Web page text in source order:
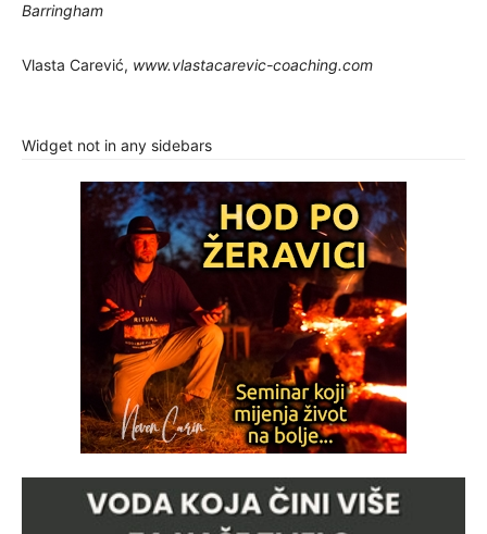
Barringham
Vlasta Carević, www.vlastacarevic-coaching.com
Widget not in any sidebars